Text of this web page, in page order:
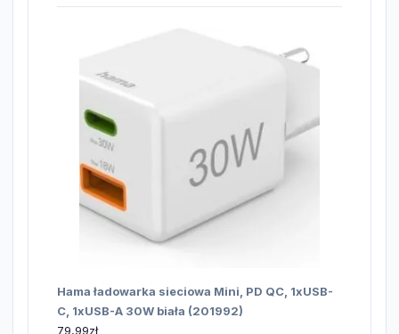
Hama ładowarka sieciowa Mini, PD QC, 1xUSB-
C, 1xUSB-A 30W biała (201992)
79,99zł